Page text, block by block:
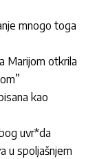
mnogo toga
Marijom otkrila
kao
uvr*da
u spoljašnjem